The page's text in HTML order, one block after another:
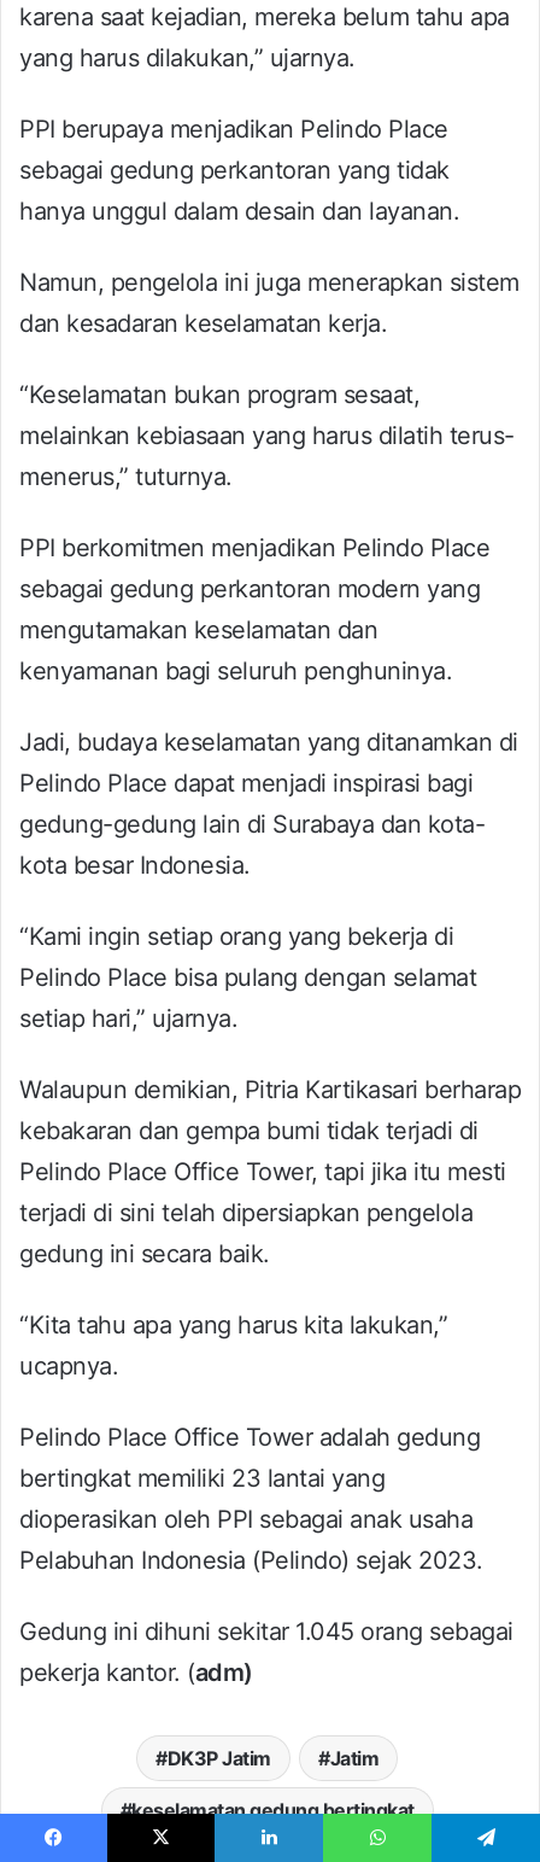
karena saat kejadian, mereka belum tahu apa
yang harus dilakukan,” ujarnya.
PPI berupaya menjadikan Pelindo Place
sebagai gedung perkantoran yang tidak
hanya unggul dalam desain dan layanan.
Namun, pengelola ini juga menerapkan sistem
dan kesadaran keselamatan kerja.
“Keselamatan bukan program sesaat,
melainkan kebiasaan yang harus dilatih terus-
menerus,” tuturnya.
PPI berkomitmen menjadikan Pelindo Place
sebagai gedung perkantoran modern yang
mengutamakan keselamatan dan
kenyamanan bagi seluruh penghuninya.
Jadi, budaya keselamatan yang ditanamkan di
Pelindo Place dapat menjadi inspirasi bagi
gedung-gedung lain di Surabaya dan kota-
kota besar Indonesia.
“Kami ingin setiap orang yang bekerja di
Pelindo Place bisa pulang dengan selamat
setiap hari,” ujarnya.
Walaupun demikian, Pitria Kartikasari berharap
kebakaran dan gempa bumi tidak terjadi di
Pelindo Place Office Tower, tapi jika itu mesti
terjadi di sini telah dipersiapkan pengelola
gedung ini secara baik.
“Kita tahu apa yang harus kita lakukan,”
ucapnya.
Pelindo Place Office Tower adalah gedung
bertingkat memiliki 23 lantai yang
dioperasikan oleh PPI sebagai anak usaha
Pelabuhan Indonesia (Pelindo) sejak 2023.
Gedung ini dihuni sekitar 1.045 orang sebagai
pekerja kantor. (adm)
DK3P Jatim Jatim
keselamatan gedung bertingkat